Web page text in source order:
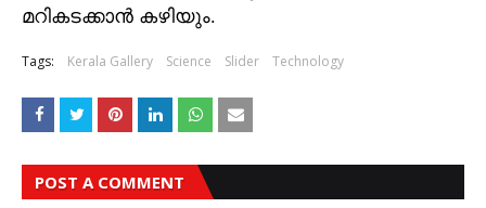
മറികടക്കാന്‍ കഴിയും.
Tags: Kerala Gallery Science Slider Technology
POST A COMMENT